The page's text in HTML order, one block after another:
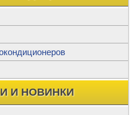
И НОВИНКИ